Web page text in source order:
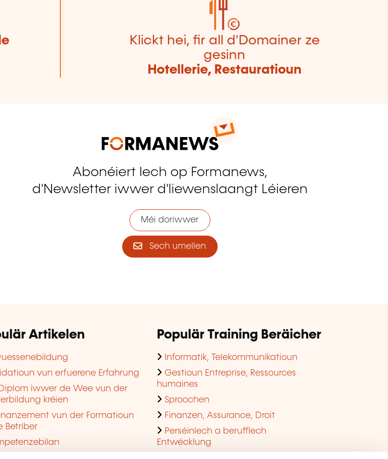
Klickt hei, fir all d'Domainer ze
gesinn
Hotellerie, Restauratioun
Abonéiert Iech op Formanews,
d'Newsletter iwwer d'liewenslaangt Léieren
Méi doriwwer
Sech umellen
Artikelen
vun erfuerene Erfahrung
iwwer de Wee vun der
kréien
vun der Formatioun
Betriber
Populär Training Beräicher
Informatik, Telekommunikatioun
Gestioun Entreprise, Ressources
humaines
Sproochen
Finanzen, Assurance, Droit
Perséinlech a berufflech
Entwécklung